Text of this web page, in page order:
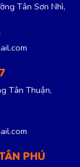
Tân Sơn Nhì,
Tân Thuận,
PHÚ